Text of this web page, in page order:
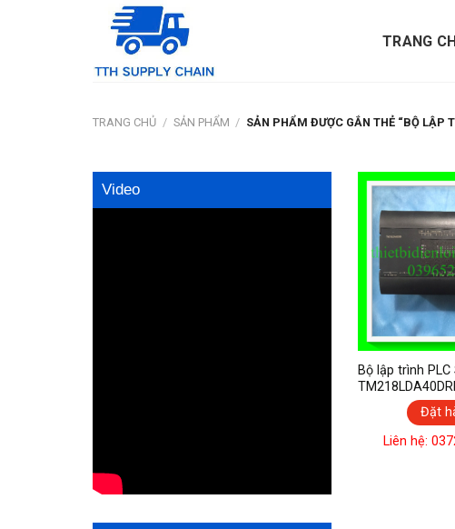
TRANG
TRANG CHỦ / SẢN PHẨM / SẢN PHẨM ĐƯỢC GẮN THẺ “BỘ LẬP
Video
Bộ lập trình
Đặt
Liên hệ: